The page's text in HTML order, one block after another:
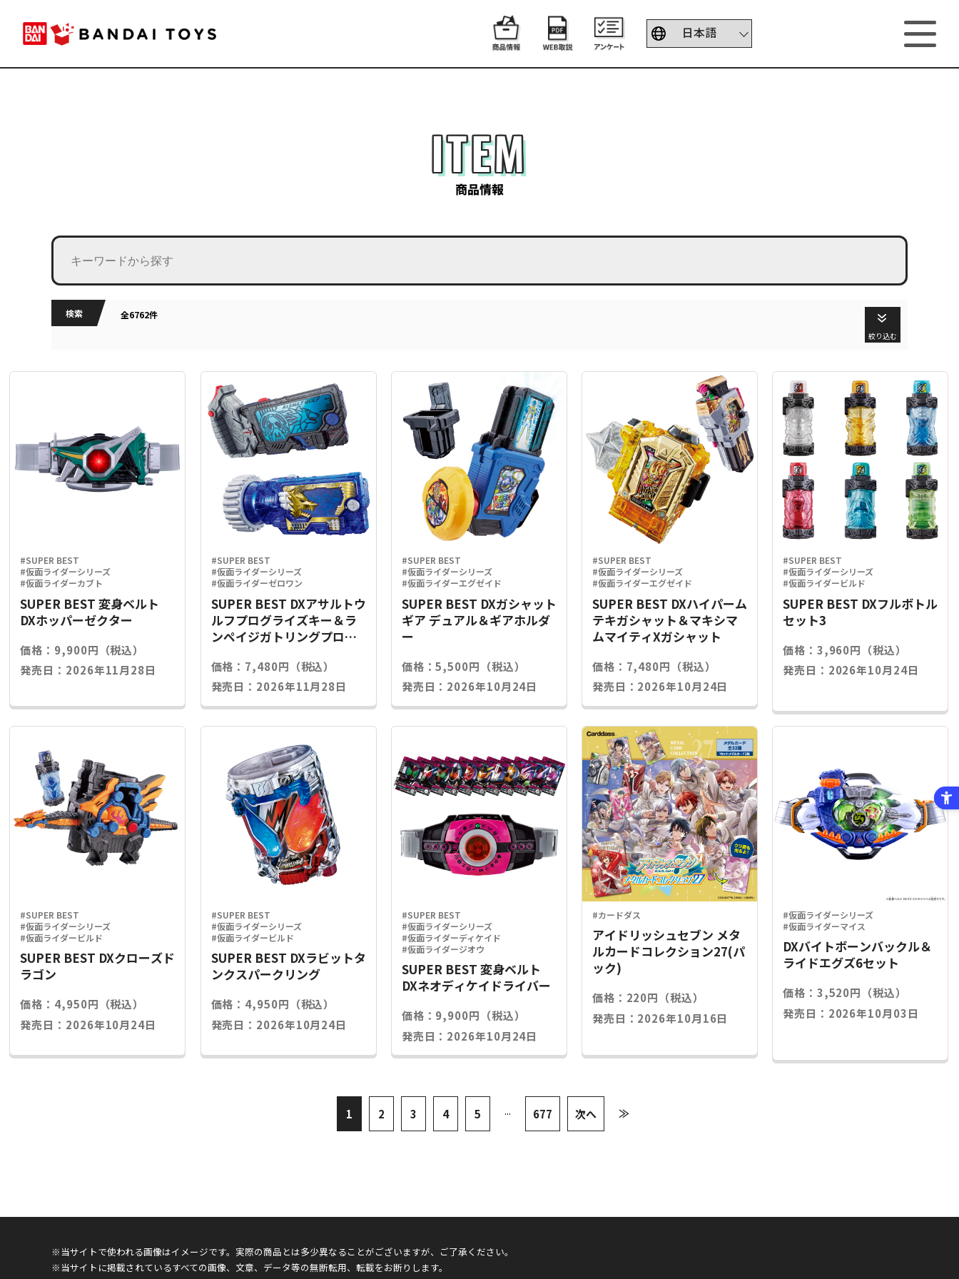
ITEM
商品情報
検索 全6762件
絞り込む
#SUPER BEST
#仮面ライダーシリーズ
#仮面ライダーカブト
SUPER BEST 変身ベルト
DXホッパーゼクター
価格：9,900円（税込）
発売日：2026年11月28日
#SUPER BEST
#仮面ライダーシリーズ
#仮面ライダーゼロワン
SUPER BEST DXアサルトウ
ルフプログライズキー＆ラ
ンペイジガトリングプログ
価格：7,480円（税込）
発売日：2026年11月28日
#SUPER BEST
#仮面ライダーシリーズ
#仮面ライダーエグゼイド
SUPER BEST DXガシャット
ギア デュアル＆ギアホルダ
ー
価格：5,500円（税込）
発売日：2026年10月24日
#SUPER BEST
#仮面ライダーシリーズ
#仮面ライダーエグゼイド
SUPER BEST DXハイパーム
テキガシャット＆マキシマ
ムマイティXガシャット
価格：7,480円（税込）
発売日：2026年10月24日
#SUPER BEST
#仮面ライダーシリーズ
#仮面ライダービルド
SUPER BEST DXフルボトル
セット3
価格：3,960円（税込）
発売日：2026年10月24日
#SUPER BEST
#仮面ライダーシリーズ
#仮面ライダービルド
SUPER BEST DXクローズド
ラゴン
価格：4,950円（税込）
発売日：2026年10月24日
#SUPER BEST
#仮面ライダーシリーズ
#仮面ライダービルド
SUPER BEST DXラビットタ
ンクスパークリング
価格：4,950円（税込）
発売日：2026年10月24日
#SUPER BEST
#仮面ライダーシリーズ
#仮面ライダーディケイド
#仮面ライダージオウ
SUPER BEST 変身ベルト
DXネオディケイドライバー
価格：9,900円（税込）
発売日：2026年10月24日
#カードダス
アイドリッシュセブン メタ
ルカードコレクション27(パ
ック)
価格：220円（税込）
発売日：2026年10月16日
#仮面ライダーシリーズ
#仮面ライダーマイス
DXバイトボーンバックル＆
ライドエグズ6セット
価格：3,520円（税込）
発売日：2026年10月03日
1 2 3 4 5 ... 677 次へ ≫
※当サイトで使われる画像はイメージです。実際の商品とは多少異なることがございますが、ご了承ください。
※当サイトに掲載されているすべての画像、文章、データ等の無断転用、転載をお断りします。